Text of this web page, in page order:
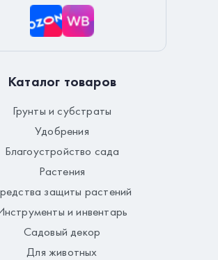
Каталог товаров
Грунты и субстраты
Удобрения
Благоустройство сада
Растения
защиты растений
и инвентарь
Садовый декор
Для животных